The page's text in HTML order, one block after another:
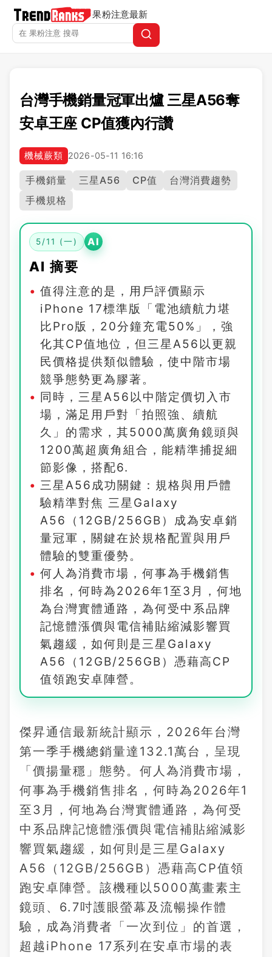
果粉注意最新
台灣手機銷量冠軍出爐 三星A56奪
安卓王座 CP值獲內行讚
機械蕨類 2026-05-11 16:16
手機銷量 三星A56 CP值
台灣消費趨勢
手機規格
5/11 (一) AI
AI 摘要
值得注意的是，用戶評價顯示
iPhone 17標準版「電池續航力堪
比Pro版，20分鐘充電50%」，強
化其CP值地位，但三星A56以更親
民價格提供類似體驗，使中階市場
競爭態勢更為膠著。
同時，三星A56以中階定價切入市
場，滿足用戶對「拍照強、續航
久」的需求，其5000萬廣角鏡頭與
1200萬超廣角組合，能精準捕捉細
節影像，搭配6.
三星A56成功關鍵：規格與用戶體
驗精準對焦 三星Galaxy
A56（12GB/256GB）成為安卓銷
量冠軍，關鍵在於規格配置與用戶
體驗的雙重優勢。
何人為消費市場，何事為手機銷售
排名，何時為2026年1至3月，何地
為台灣實體通路，為何受中系品牌
記憶體漲價與電信補貼縮減影響買
氣趨緩，如何則是三星Galaxy
A56（12GB/256GB）憑藉高CP
值領跑安卓陣營。
傑昇通信最新統計顯示，2026年台灣
第一季手機總銷量達132.1萬台，呈現
「價揚量穩」態勢。何人為消費市場，
何事為手機銷售排名，何時為2026年1
至3月，何地為台灣實體通路，為何受
中系品牌記憶體漲價與電信補貼縮減影
響買氣趨緩，如何則是三星Galaxy
A56（12GB/256GB）憑藉高CP值領
跑安卓陣營。該機種以5000萬畫素主
鏡頭、6.7吋護眼螢幕及流暢操作體
驗，成為消費者「一次到位」的首選，
超越iPhone 17系列在安卓市場的表